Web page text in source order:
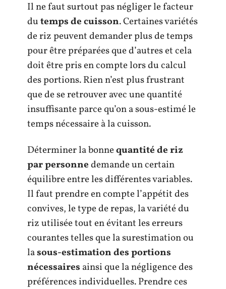
Il ne faut surtout pas négliger le facteur
dutemps de cuisson. Certaines variétés
de riz peuvent demander plus de temps
pour être préparées que d’autres et cela
doit être pris en compte lors du calcul
des portions. Rien n’est plus frustrant
que de se retrouver avec une quantité
insuffisante parce qu’on a sous-estimé le
temps nécessaire à la cuisson.
Déterminer la bonnequantité de riz
par personnedemande un certain
équilibre entre les différentes variables.
Il faut prendre en compte l’appétit des
convives, le type de repas, la variété du
riz utilisée tout en évitant les erreurs
courantes telles que la surestimation ou
lasous-estimation des portions
nécessaires ainsi que la négligence des
préférences individuelles. Prendre ces